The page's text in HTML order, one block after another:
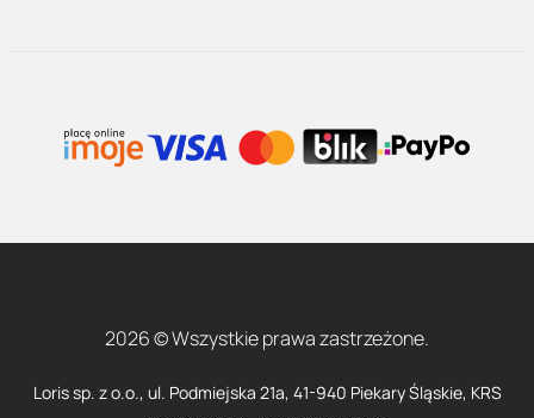
2026 © Wszystkie prawa zastrzeżone.
Loris sp. z o.o., ul. Podmiejska 21a, 41-940 Piekary Śląskie, KRS